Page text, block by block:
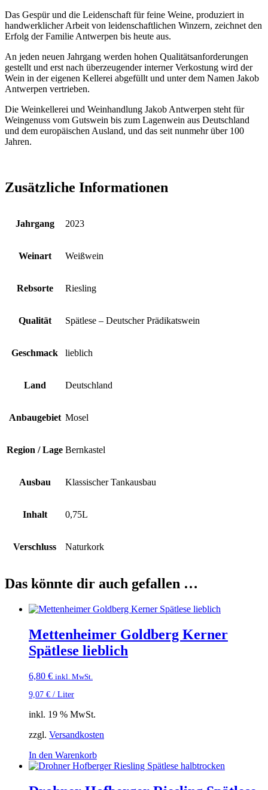
Das Gespür und die Leidenschaft für feine Weine, produziert in
handwerklicher Arbeit von leidenschaftlichen Winzern, zeichnet den
Erfolg der Familie Antwerpen bis heute aus.
An jeden neuen Jahrgang werden hohen Qualitätsanforderungen
gestellt und erst nach überzeugender interner Verkostung wird der
Wein in der eigenen Kellerei abgefüllt und unter dem Namen Jakob
Antwerpen vertrieben.
Die Weinkellerei und Weinhandlung Jakob Antwerpen steht für
Weingenuss vom Gutswein bis zum Lagenwein aus Deutschland
und dem europäischen Ausland, und das seit nunmehr über 100
Jahren.
Zusätzliche Informationen
Jahrgang 2023
Weinart Weißwein
Rebsorte Riesling
Qualität Spätlese – Deutscher Prädikatswein
Geschmack lieblich
Land Deutschland
Anbaugebiet Mosel
Region / Lage Bernkastel
Ausbau Klassischer Tankausbau
Inhalt 0,75L
Verschluss Naturkork
Das könnte dir auch gefallen …
Mettenheimer Goldberg Kerner
Spätlese lieblich
6,80 € inkl. MwSt.
9,07 € / Liter
inkl. 19 % MwSt.
zzgl. Versandkosten
In den Warenkorb